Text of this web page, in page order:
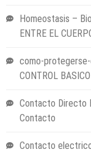
Homeostasis –
ENTRE EL
como-
CONTROL
Contacto Directo
Contacto
Contacto